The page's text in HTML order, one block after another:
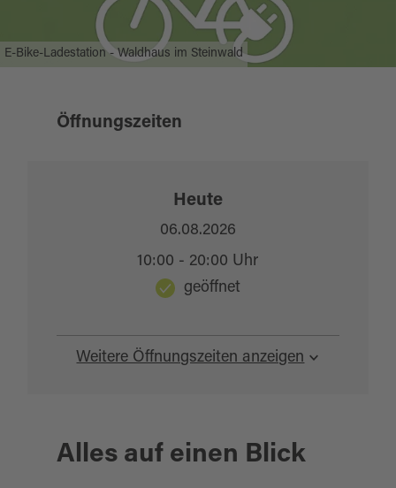
E-Bike-Ladestation - Waldhaus im Steinwald
Öffnungszeiten
Weitere Öffnungszeiten anzeigen
Heute
06.08.2026
10:00 - 20:00 Uhr
geöffnet
Alles auf einen Blick